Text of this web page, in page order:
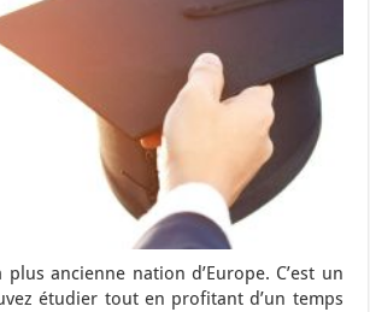
ancienne nation d’Europe. C’est un
étudier tout en profitant d’un temps